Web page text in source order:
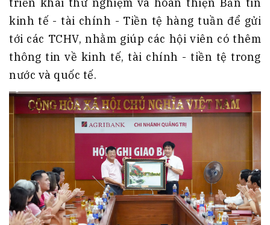
kinh tế - tài chính - Tiền tệ hàng tuần để gửi
tới các TCHV, nhằm giúp các hội viên có thêm
thông tin về kinh tế, tài chính - tiền tệ trong
nước và quốc tế.